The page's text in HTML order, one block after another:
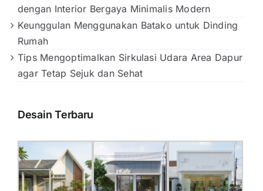
dengan Interior Bergaya Minimalis Modern
Keunggulan Menggunakan Batako untuk Dinding
Rumah
Tips Mengoptimalkan Sirkulasi Udara Area Dapur
agar Tetap Sejuk dan Sehat
Desain Terbaru